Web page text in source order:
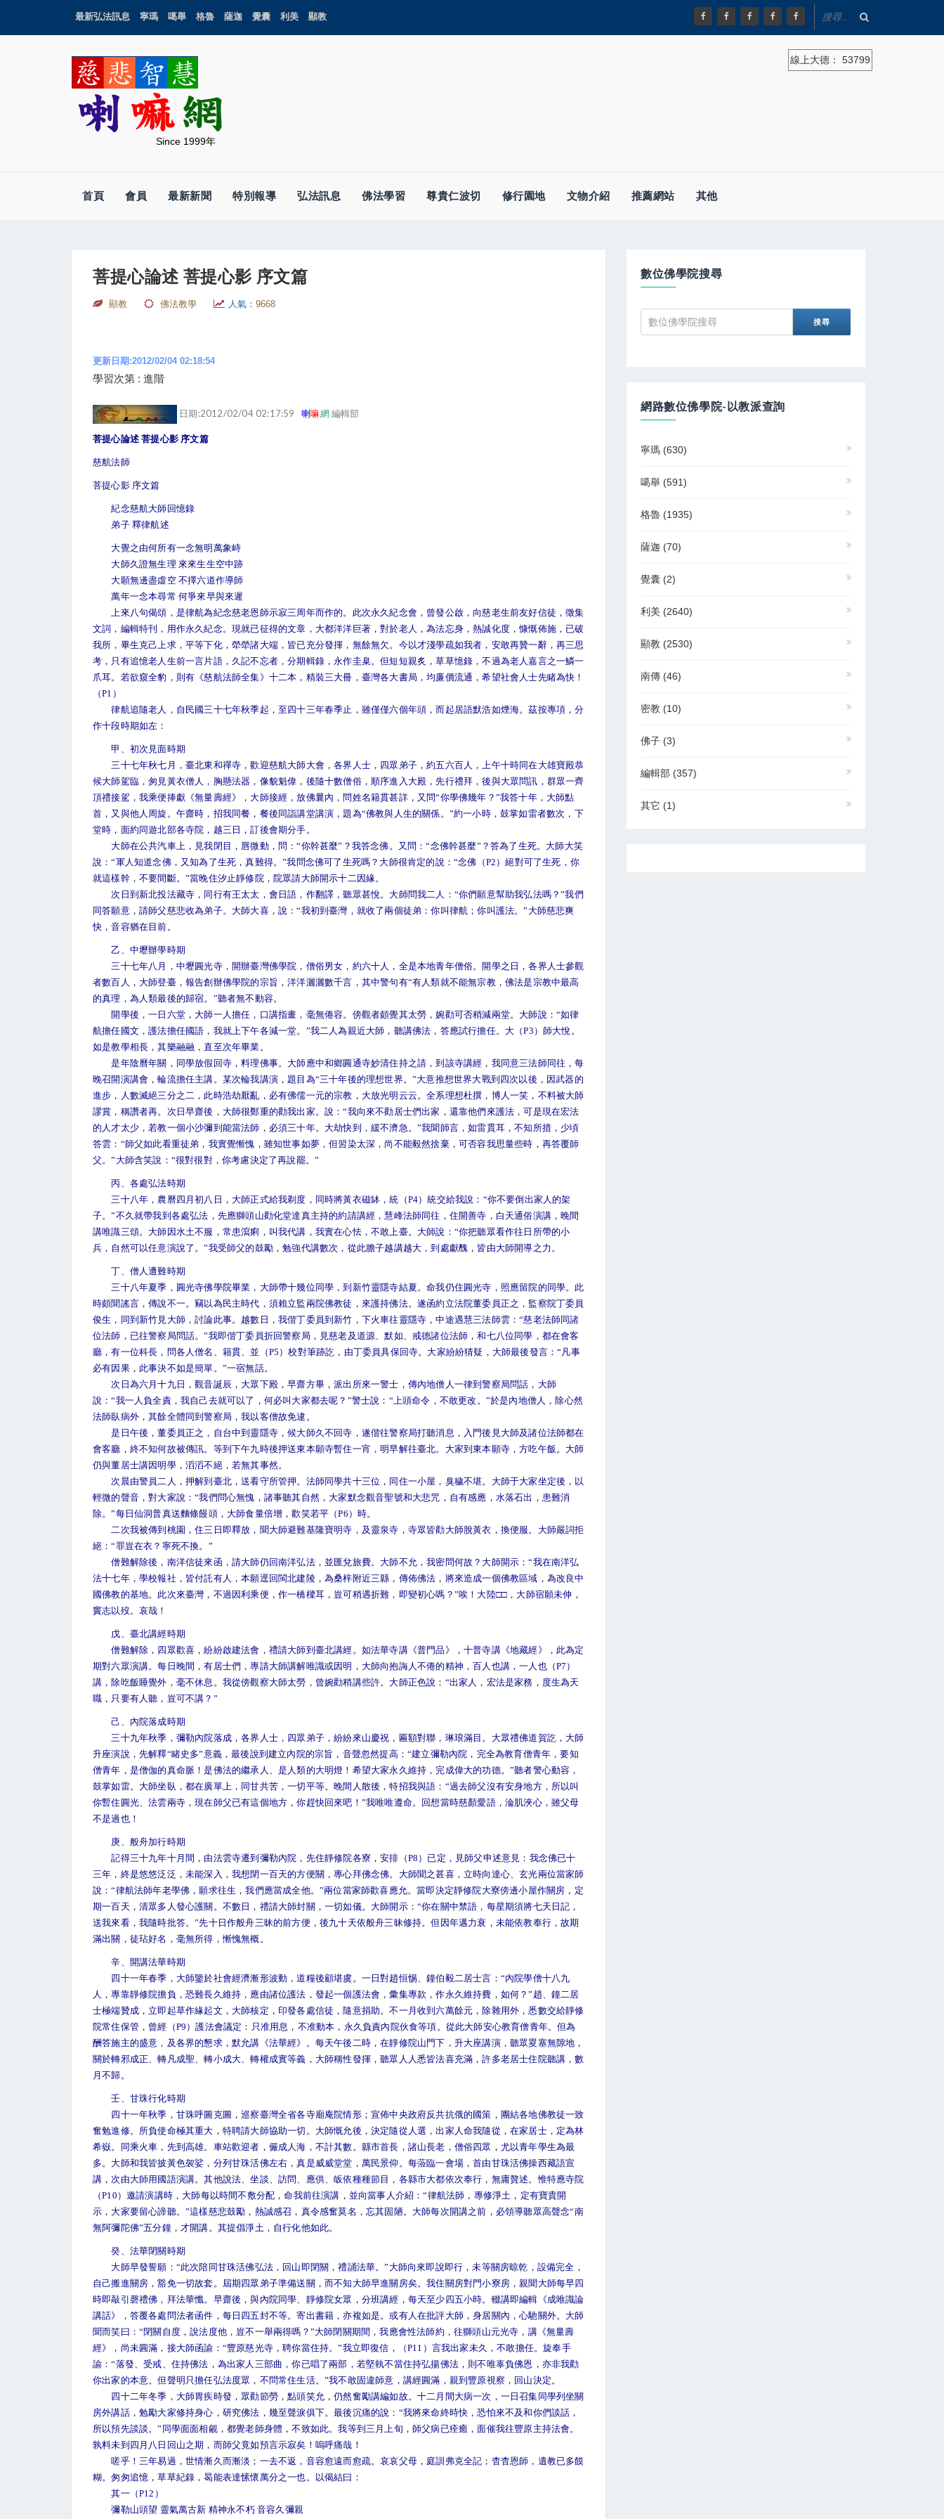
最新弘法訊息 寧瑪 噶舉 格魯 薩迦 覺囊 利美 顯教
Since 1999年
線上大德： 53799
首頁 會員 最新新聞 特別報導 弘法訊息 佛法學習 尊貴仁波切 修行園地 文物介紹 推薦網站 其他
菩提心論述 菩提心影 序文篇
顯教 佛法教學 人氣： 9668
更新日期:2012/02/04 02:18:54
學習次第 : 進階
日期:2012/02/04 02:17:59喇嘛網編輯部
菩提心論述 菩提心影 序文篇
慈航法師
菩提心影 序文篇
紀念慈航大師回憶錄
弟子 釋律航述
大覺之由何所有一念無明萬象峙
大師久證無生理 來來生生空中跡
大願無邊盡虛空 不擇六道作導師
萬年一念本尋常 何爭來早與來遲
上來八句偈頌，是律航為紀念慈老恩師示寂三周年而作的。此次永久紀念會，曾發公啟，向慈老生前友好信徒，徵集
文詞，編輯特刊，用作永久紀念。現就已征得的文章，大都洋洋巨著，對於老人，為法忘身，熱誠化度，慷慨佈施，已破
我所，畢生克己上求，平等下化，犖犖諸大端，皆已充分發揮，無餘無欠。今以才淺學疏如我者，安敢再贊一辭，再三思
考，只有追憶老人生前一言片語，久記不忘者，分期輯錄，永作圭臬。但短短親炙，草草憶錄，不過為老人嘉言之一鱗一
爪耳。若欲窺全豹，則有《慈航法師全集》十二本，精裝三大冊，臺灣各大書局，均廉價流通，希望社會人士先睹為快！
（P1）
律航追隨老人，自民國三十七年秋季起，至四十三年春季止，雖僅僅六個年頭，而起居語默浩如煙海。茲按專項，分
作十段時期如左：
甲、初次見面時期
三十七年秋七月，臺北東和禪寺，歡迎慈航大師大會，各界人士，四眾弟子，約五六百人，上午十時同在大雄寶殿恭
候大師駕臨，匆見黃衣僧人，胸懸法器，像貌魁偉，後隨十數僧俗，順序進入大殿，先行禮拜，後與大眾問訊，群眾一齊
頂禮接駕，我乘便捧獻《無量壽經》，大師接經，放佛曩內，問姓名籍貫甚詳，又問“你學佛幾年？”我答十年，大師點
首，又與他人周旋。午齋時，招我同餐，餐後同詣講堂講演，題為“佛教與人生的關係。”約一小時，鼓掌如雷者數次，下
堂時，面約同遊北部各寺院，越三日，訂後會期分手。
大師在公共汽車上，見我閉目，唇微動，問：“你幹甚麼”？我答念佛。又問：“念佛幹甚麼”？答為了生死。大師大笑
說：“軍人知道念佛，又知為了生死，真難得。”我問念佛可了生死嗎？大師很肯定的說：“念佛（P2）絕對可了生死，你
就這樣幹，不要間斷。”當晚住汐止靜修院，院眾請大師開示十二因緣。
次日到新北投法藏寺，同行有王太太，會日語，作翻譯，聽眾甚悅。大師問我二人：“你們願意幫助我弘法嗎？”我們
同答願意，請師父慈悲收為弟子。大師大喜，說：“我初到臺灣，就收了兩個徒弟：你叫律航；你叫護法。”大師慈悲爽
快，音容猶在目前。
乙、中壢辦學時期
三十七年八月，中壢圓光寺，開辦臺灣佛學院，僧俗男女，約六十人，全是本地青年僧俗。開學之日，各界人士參觀
者數百人，大師登臺，報告創辦佛學院的宗旨，洋洋灑灑數千言，其中警句有“有人類就不能無宗教，佛法是宗教中最高
的真理，為人類最後的歸宿。”聽者無不動容。
開學後，一日六堂，大師一人擔任，口講指畫，毫無倦容。傍觀者頗覺其太勞，婉勸可否稍減兩堂。大師說：“如律
航擔任國文，護法擔任國語，我就上下午各減一堂。”我二人為親近大師，聽講佛法，答應試行擔任。大（P3）師大悅。
如是教學相長，其樂融融，直至次年畢業。
是年陰曆年關，同學放假回寺，料理佛事。大師應中和鄉圓通寺妙清住持之請，到該寺講經，我同意三法師同往，每
晚召開演講會，輪流擔任主講。某次輪我講演，題目為“三十年後的理想世界。”大意推想世界大戰到四次以後，因武器的
進步，人數滅絕三分之二，此時浩劫厭亂，必有佛儒一元的宗教，大放光明云云。全系理想杜撰，博人一笑，不料被大師
謬賞，稱讚者再。次日早齋後，大師很鄭重的勸我出家。說：“我向來不勸居士們出家，還靠他們來護法，可是現在宏法
的人才太少，若教一個小沙彌到能當法師，必須三十年。大劫快到，緩不濟急。”我聞師言，如雷貫耳，不知所措，少頃
答雲：“師父如此看重徒弟，我實覺慚愧，雖知世事如夢，但習染太深，尚不能毅然捨棄，可否容我思量些時，再答覆師
父。”大師含笑說：“很對很對，你考慮決定了再說罷。”
丙、各處弘法時期
三十八年，農曆四月初八日，大師正式給我剃度，同時將黃衣磁缽，統（P4）統交給我說：“你不要倒出家人的架
子。”不久就帶我到各處弘法，先應獅頭山勸化堂達真主持的約請講經，慧峰法師同往，住開善寺，白天通俗演講，晚間
講唯識三頌。大師因水土不服，常患瀉痢，叫我代講，我實在心怯，不敢上臺。大師說：“你把聽眾看作往日所帶的小
兵，自然可以任意演說了。”我受師父的鼓勵，勉強代講數次，從此膽子越講越大，到處獻醜，皆由大師開導之力。
丁、僧人遭難時期
三十八年夏季，圓光寺佛學院畢業，大師帶十幾位同學，到新竹靈隱寺結夏。命我仍住圓光寺，照應留院的同學。此
時頗聞謠言，傳說不一。竊以為民主時代，須賴立監兩院佛教徒，來護持佛法。遂函約立法院董委員正之，監察院丁委員
俊生，同到新竹見大師，討論此事。越數日，我偕丁委員到新竹，下火車往靈隱寺，中途遇慧三法師雲：“慈老法師同諸
位法師，已往警察局問話。”我即偕丁委員折回警察局，見慈老及道源、默如、戒德諸位法師，和七八位同學，都在會客
廳，有一位科長，問各人僧名、籍貫、並（P5）校對筆跡訖，由丁委員具保回寺。大家紛紛猜疑，大師最後發言：“凡事
必有因果，此事決不如是簡單。”一宿無話。
次日為六月十九日，觀音誕辰，大眾下殿，早齋方畢，派出所來一警士，傳內地僧人一律到警察局問話，大師
說：“我一人負全責，我自己去就可以了，何必叫大家都去呢？”警士說：“上頭命令，不敢更改。”於是內地僧人，除心然
法師臥病外，其餘全體同到警察局，我以客僧故免逮。
是日午後，董委員正之，自台中到靈隱寺，候大師久不回寺，遂偕往警察局打聽消息，入門後見大師及諸位法師都在
會客廳，終不知何故被傳訊。等到下午九時後押送東本願寺暫住一宵，明早解往臺北。大家到東本願寺，方吃午飯。大師
仍與董居士講因明學，滔滔不絕，若無其事然。
次晨由警員二人，押解到臺北，送看守所管押。法師同學共十三位，同住一小屋，臭穢不堪。大師于大家坐定後，以
輕微的聲音，對大家說：“我們問心無愧，諸事聽其自然，大家默念觀音聖號和大悲咒，自有感應，水落石出，患難消
除。”每日仙洞普真送麵條饅頭，大師食量倍增，歡笑若平（P6）時。
二次我被傳到桃園，住三日即釋放，聞大師避難基隆寶明寺，及靈泉寺，寺眾皆勸大師脫黃衣，換便服。大師嚴詞拒
絕：“罪豈在衣？寧死不換。”
僧難解除後，南洋信徒來函，請大師仍回南洋弘法，並匯兌旅費。大師不允，我密問何故？大師開示：“我在南洋弘
法十七年，學校報社，皆付託有人，本願逕回閩北建陵，為桑梓附近三縣，傳佈佛法，將來造成一個佛教區域，為改良中
國佛教的基地。此次來臺灣，不過因利乘便，作一橋樑耳，豈可稍遇折難，即變初心嗎？”唉！大陸□□，大師宿願未伸，
竇志以歿。哀哉！
戊、臺北講經時期
僧難解除，四眾歡喜，紛紛啟建法會，禮請大師到臺北講經。如法華寺講《普門品》，十普寺講《地藏經》，此為定
期對六眾演講。每日晚間，有居士們，專請大師講解唯識或因明，大師向抱誨人不倦的精神，百人也講，一人也（P7）
講，除吃飯睡覺外，毫不休息。我從傍觀察大師太勞，曾婉勸稍講些許。大師正色說：“出家人，宏法是家務，度生為天
職，只要有人聽，豈可不講？”
己、內院落成時期
三十九年秋季，彌勒內院落成，各界人士，四眾弟子，紛紛來山慶祝，匾額對聯，琳琅滿目。大眾禮佛道賀訖，大師
升座演說，先解釋“睹史多”意義，最後說到建立內院的宗旨，音聲忽然提高：“建立彌勒內院，完全為教育僧青年，要知
僧青年，是僧伽的真命脈！是佛法的繼承人、是人類的大明燈！希望大家永久維持，完成偉大的功德。”聽者警心動容，
鼓掌如雷。大師坐臥，都在廣單上，同甘共苦，一切平等。晚間人散後，特招我與語：“過去師父沒有安身地方，所以叫
你暫住圓光、法雲兩寺，現在師父已有這個地方，你趕快回來吧！”我唯唯遵命。回想當時慈顏愛語，淪肌浹心，雖父母
不是過也！
庚、般舟加行時期
記得三十九年十月間，由法雲寺遷到彌勒內院，先住靜修院各寮，安排（P8）已定，見師父申述意見：我念佛已十
三年，終是悠悠泛泛，未能深入，我想閉一百天的方便關，專心拜佛念佛。大師聞之甚喜，立時向達心、玄光兩位當家師
說：“律航法師年老學佛，願求往生，我們應當成全他。”兩位當家師歡喜應允。當即決定靜修院大寮傍邊小屋作關房，定
期一百天，清眾多人發心護關。不數日，禮請大師封關，一切如儀。大師開示：“你在關中禁語，每星期須將七天日記，
送我來看，我隨時批答。”先十日作般舟三昧的前方便，後九十天依般舟三昧修持。但因年邁力衰，未能依教奉行，故期
滿出關，徒玷好名，毫無所得，慚愧無概。
辛、開講法華時期
四十一年春季，大師鑒於社會經濟漸形波動，道糧後顧堪虞。一日對趙恒惕、鐘伯毅二居士言：“內院學僧十八九
人，專靠靜修院擔負，恐難長久維持，應由諸位護法，發起一個護法會，彙集專款，作永久維持費，如何？”趙、鐘二居
士極端贊成，立即起草作緣起文，大師核定，印發各處信徒，隨意捐助。不一月收到六萬餘元，除雜用外，悉數交給靜修
院常住保管，曾經（P9）護法會議定：只准用息，不准動本，永久負責內院伙食等項。從此大師安心教育僧青年。但為
酬答施主的盛意，及各界的懇求，默允講《法華經》。每天午後二時，在靜修院山門下，升大座講演，聽眾畟塞無隙地，
關於轉邪成正、轉凡成聖、轉小成大、轉權成實等義，大師稱性發揮，聽眾人人悉皆法喜充滿，許多老居士住院聽講，數
月不歸。
壬、甘珠行化時期
四十一年秋季，甘珠呼圖克圖，巡察臺灣全省各寺廟庵院情形；宣佈中央政府反共抗俄的國策，團結各地佛教徒一致
奮勉進修。所負使命極其重大，特聘請大師協助一切。大師慨允後，決定隨從人選，出家人命我隨從，在家居士，定為林
希嶽。同乘火車，先到高雄。車站歡迎者，儼成人海，不計其數。縣市首長，諸山長老，僧俗四眾，尤以青年學生為最
多。大師和我皆披黃色袈娑，分列甘珠活佛左右，真是威威堂堂，萬民景仰。每蒞臨一會場，首由甘珠活佛操西藏語宣
講，次由大師用國語演講。其他說法、坐談、訪問、應供、皈依種種節目，各縣市大都依次奉行，無庸贅述。惟特應寺院
（P10）邀請演講時，大師每以時間不敷分配，命我前往演講，並向當事人介紹：“律航法師，專修淨土，定有寶貴開
示，大家要留心諦聽。”這樣慈悲鼓勵，熱誠感召，真令感奮莫名，忘其固陋。大師每次開講之前，必領導聽眾高聲念“南
無阿彌陀佛”五分鐘，才開講。其提倡淨土，自行化他如此。
癸、法華閉關時期
大師早發誓願：“此次陪同甘珠活佛弘法，回山即閉關，禮誦法華。”大師向來即說即行，未等關房晾乾，設備完全，
自己搬進關房，豁免一切故套。屆期四眾弟子準備送關，而不知大師早進關房矣。我住關房對門小寮房，親聞大師每早四
時即敲引磬禮佛，拜法華懺。早齋後，與內院同學、靜修院女眾，分班講經，每天至少四五小時。輟講即編輯《成唯識論
講話》，答覆各處問法者函件，每日四五封不等。寄出書籍，亦複如是。或有人在批評大師，身居關內，心馳關外。大師
聞而笑曰：“閉關自度，說法度他，豈不一舉兩得嗎？”大師閉關期間，我應會性法師約，往獅頭山元光寺，講《無量壽
經》，尚未圓滿，接大師函諭：“豐原慈光寺，聘你當住持。”我立即復信，（P11）言我出家未久，不敢擔任。旋奉手
諭：“落發、受戒、住持佛法，為出家人三部曲，你已唱了兩部，若堅執不當住持弘揚佛法，則不唯辜負佛恩，亦非我勸
你出家的本意。但聲明只擔任弘法度眾，不問常住生活。”我不敢固違師意，講經圓滿，親到豐原視察，回山決定。
四十二年冬季，大師胃疾時發，眾勸節勞，點頭笑允，仍然奮勵講編如故。十二月間大病一次，一日召集同學列坐關
房外講話，勉勵大家修持身心，研究佛法，幾至聲淚俱下。最後沉痛的說：“我將來命終時快，恐怕來不及和你們談話，
所以預先談談。”同學面面相覦，都覺老師身體，不致如此。我等到三月上旬，師父病已痊癒，面催我往豐原主持法會。
孰料未到四月八日回山之期，而師父竟如預言示寂矣！嗚呼痛哉！
嗟乎！三年易過，世情漸久而漸淡；一去不返，音容愈遠而愈疏。哀哀父母，庭訓弗克全記；杳杳恩師，遺教已多饃
糊。匆匆追憶，草草紀錄，曷能表達愫懷萬分之一也。以偈結曰：
其一（P12）
彌勒山頭望 靈氣萬古新 精神永不朽 音容久彌親
數位佛學院搜尋
網路數位佛學院-以教派查詢
寧瑪 (630)
噶舉 (591)
格魯 (1935)
薩迦 (70)
覺囊 (2)
利美 (2640)
顯教 (2530)
南傳 (46)
密教 (10)
佛子 (3)
編輯部 (357)
其它 (1)